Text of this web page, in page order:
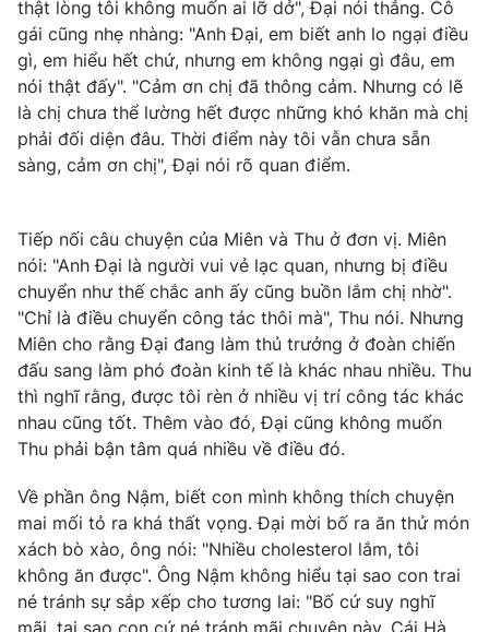
thật lòng tôi không muốn ai lỡ dở", Đại nói thẳng. Cô
gái cũng nhẹ nhàng: "Anh Đại, em biết anh lo ngại điều
gì, em hiểu hết chứ, nhưng em không ngại gì đâu, em
nói thật đấy". "Cảm ơn chị đã thông cảm. Nhưng có lẽ
là chị chưa thể lường hết được những khó khăn mà chị
phải đối diện đâu. Thời điểm này tôi vẫn chưa sẵn
sàng, cảm ơn chị", Đại nói rõ quan điểm.
Tiếp nối câu chuyện của Miên và Thu ở đơn vị. Miên
nói: "Anh Đại là người vui vẻ lạc quan, nhưng bị điều
chuyển như thế chắc anh ấy cũng buồn lắm chị nhờ".
"Chỉ là điều chuyển công tác thôi mà", Thu nói. Nhưng
Miên cho rằng Đại đang làm thủ trưởng ở đoàn chiến
đấu sang làm phó đoàn kinh tế là khác nhau nhiều. Thu
thì nghĩ rằng, được tôi rèn ở nhiều vị trí công tác khác
nhau cũng tốt. Thêm vào đó, Đại cũng không muốn
Thu phải bận tâm quá nhiều về điều đó.
Về phần ông Nậm, biết con mình không thích chuyện
mai mối tỏ ra khá thất vọng. Đại mời bố ra ăn thử món
xách bò xào, ông nói: "Nhiều cholesterol lắm, tôi
không ăn được". Ông Nậm không hiểu tại sao con trai
né tránh sự sắp xếp cho tương lai: "Bố cứ suy nghĩ
mãi, tại sao con cứ né tránh mãi chuyện này. Cái Hà